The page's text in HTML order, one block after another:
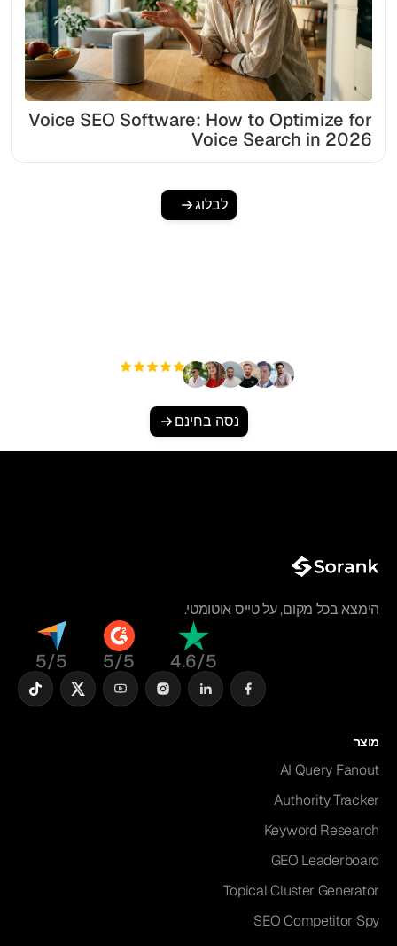
Voice SEO Software: How to Optimize for
Voice Search in 2026
לבלוג
+3'000
נסה בחינם
הימצא בכל מקום, על טייס אוטומטי.
4.6/5
5/5
5/5
מוצר
AI Query Fanout
Authority Tracker
Keyword Research
GEO Leaderboard
Topical Cluster Generator
SEO Competitor Spy